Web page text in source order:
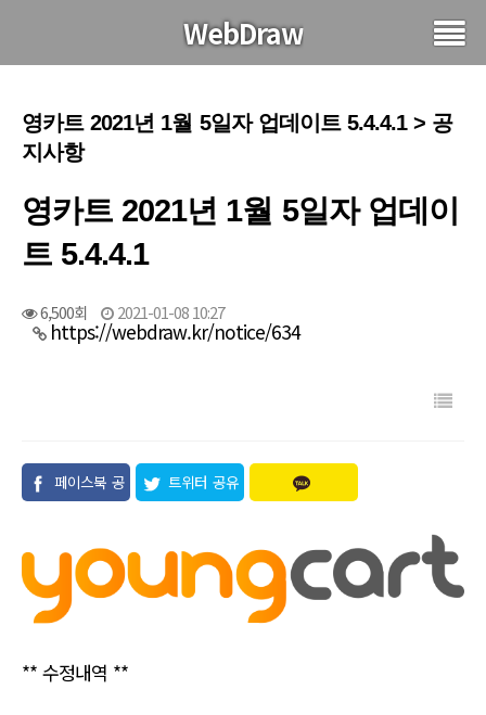
WebDraw
영카트 2021년 1월 5일자 업데이트 5.4.4.1 > 공
지사항
영카트 2021년 1월 5일자 업데이
트 5.4.4.1
6,500회 2021-01-08 10:27
https://webdraw.kr/notice/634
페이스북 공
트위터 공유
** 수정내역 **